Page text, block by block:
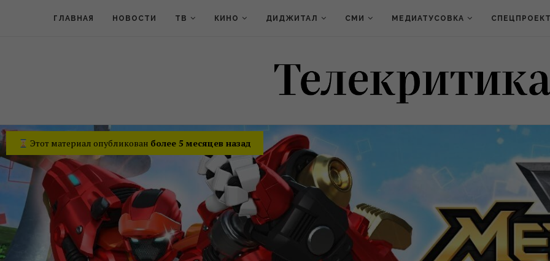
ГЛАВНАЯ НОВОСТИ ТВ КИНО ДИДЖИТАЛ СМИ МЕДИАТУСОВКА
Этот материал опубликован более 5 месяцев назад